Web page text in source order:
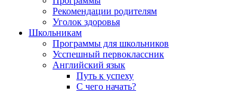
Рекомендации родителям
Уголок здоровья
Школьникам
Программы для школьников
Усспешный первоклассник
Английский язык
Путь к успеху
С чего начать?